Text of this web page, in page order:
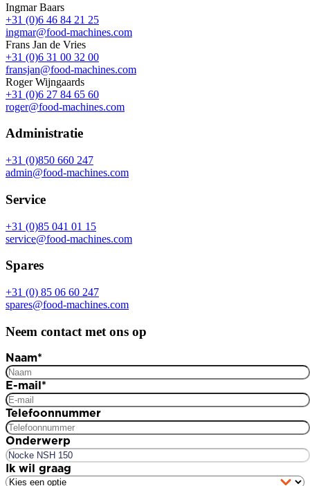
Ingmar Baars
+31 (0)6 46 84 21 25
ingmar@food-machines.com
Frans Jan de Vries
+31 (0)6 31 00 32 00
fransjan@food-machines.com
Roger Wijngaards
+31 (0)6 27 84 65 60
roger@food-machines.com
Administratie
+31 (0)850 660 247
admin@food-machines.com
Service
+31 (0)85 041 01 15
service@food-machines.com
Spares
+31 (0) 85 06 60 247
spares@food-machines.com
Neem contact met ons op
Naam*
E-mail *
Telefoonnummer
Onderwerp
Ik wil graag